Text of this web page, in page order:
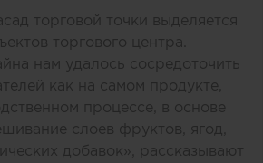
торговой точки выделяется
торгового центра.
нам удалось сосредоточить
как на самом продукте,
процессе, в основе
слоев фруктов, ягод,
добавок», рассказывают